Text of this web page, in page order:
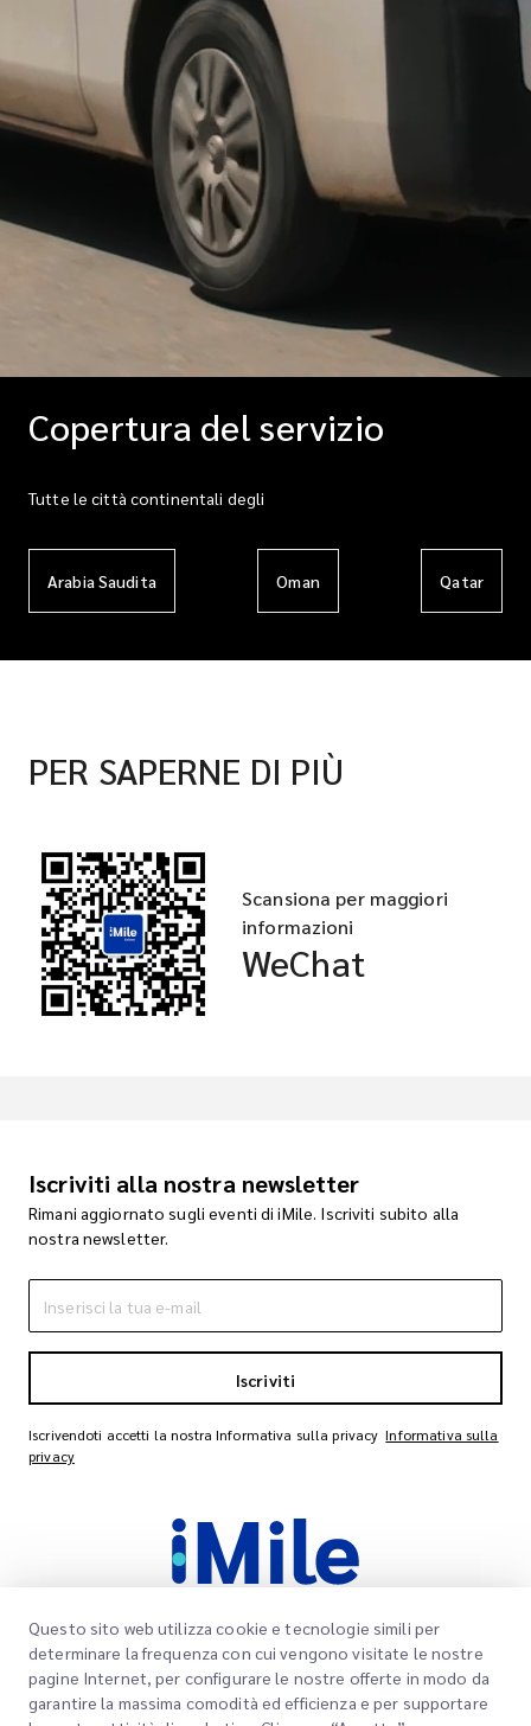
Copertura del servizio
Tutte le città continentali degli
Arabia Saudita Oman Qatar
PER SAPERNE DI PIÙ
Scansiona per maggiori
informazioni
WeChat
Iscriviti alla nostra newsletter
Rimani aggiornato sugli eventi di iMile. Iscriviti subito alla
nostra newsletter.
Iscriviti
Iscrivendoti accetti la nostra Informativa sulla privacy Informativa sulla
privacy
Link rapidi
Questo sito web utilizza cookie e tecnologie simili per
determinare la frequenza con cui vengono visitate le nostre
pagine Internet, per configurare le nostre offerte in modo da
garantire la massima comodità ed efficienza e per supportare